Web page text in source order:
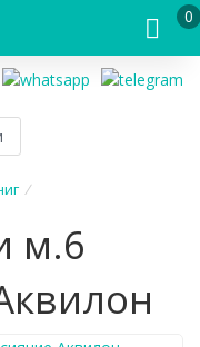
0
/
м.6